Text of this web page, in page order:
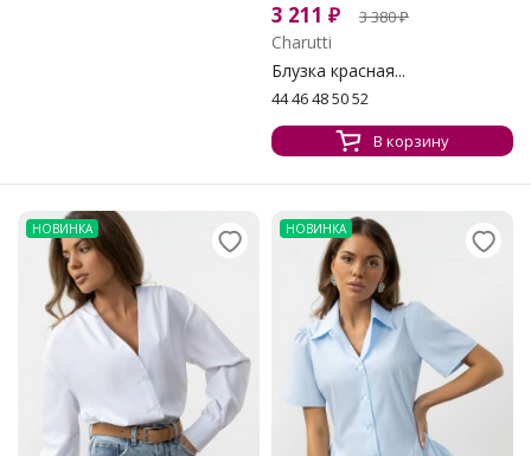
3 211 ₽ 3 380₽
Charutti
Блузка красная...
44 46 48 50 52
В корзину
НОВИНКА НОВИНКА